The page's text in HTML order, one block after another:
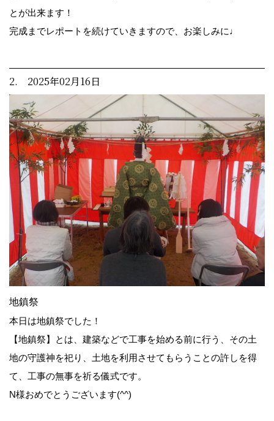
とが出来ます！
完成までレポートを続けていきますので、お楽しみに♩
2. 2025年02月16日
地鎮祭
本日は地鎮祭でした！
【地鎮祭】とは、建築などで工事を始める前に行う、その土
地の守護神を祀り、土地を利用させてもらうことの許しを得
て、工事の無事を祈る儀式です。
N様おめでとうございます(^^)